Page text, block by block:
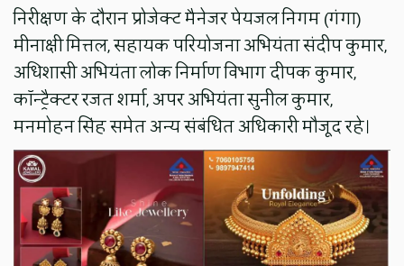
निरीक्षण के दौरान प्रोजेक्ट मैनेजर पेयजल निगम (गंगा)
मीनाक्षी मित्तल, सहायक परियोजना अभियंता संदीप कुमार,
अधिशासी अभियंता लोक निर्माण विभाग दीपक कुमार,
कॉन्ट्रैक्टर रजत शर्मा, अपर अभियंता सुनील कुमार,
मनमोहन सिंह समेत अन्य संबंधित अधिकारी मौजूद रहे।